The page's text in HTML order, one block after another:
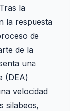
la
la respuesta
de
de la
una
(DEA)
velocidad
silabeos,